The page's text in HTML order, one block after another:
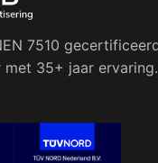
7510
met 35+ jaar ervaring.